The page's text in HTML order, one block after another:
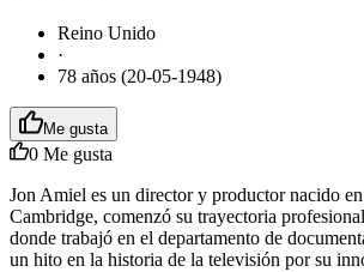
Reino Unido
·
78 años (20-05-1948)
Me gusta
0 Me gusta
Jon Amiel es un director y productor nacido
Cambridge, comenzó su trayectoria
donde trabajó en el departamento de
un hito en la historia de la televisión por su